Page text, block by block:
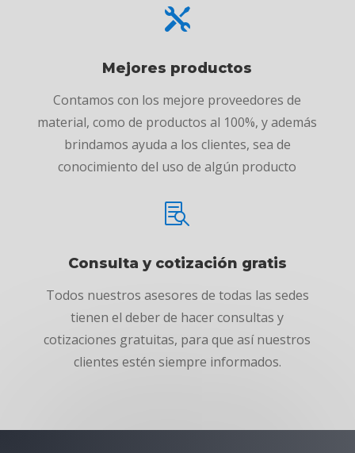

Mejores productos
Contamos con los mejore proveedores de
material, como de productos al 100%, y además
brindamos ayuda a los clientes, sea de
conocimiento del uso de algún producto

Consulta y cotización gratis
Todos nuestros asesores de todas las sedes
tienen el deber de hacer consultas y
cotizaciones gratuitas, para que así nuestros
clientes estén siempre informados.